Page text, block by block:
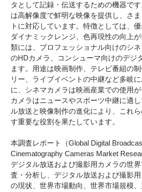
タとして記録・伝送するための機器で
は高解像度で鮮明な映像を提供し、さ
トに対応しています。特徴としては、
ダイナミックレンジ、色再現性の向上
類には、プロフェッショナル向けのシ
のHDカメラ、コンシューマ向けのデジ
ます。用途は映画制作、テレビ番組の
リー、ライブイベントの中継など多岐
に、シネマカメラは映画産業での使用
カメラはニュースやスポーツ中継に適
ル放送と映像制作の進化により、これ
す重要な役割を果たしています。
本調査レポート（Global Digital
Cinematography Cameras Market
デジタル放送および撮影用カメラの世
査・分析し、デジタル放送および撮影
の現状、世界市場動向、世界市場規模